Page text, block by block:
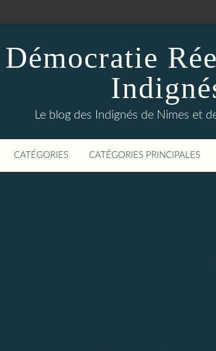
Démocratie
Le blog des Indignés de Nimes et
CATÉGORIES CATÉGORIES PRINCIPALES